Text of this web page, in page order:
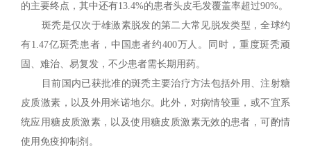
的主要终点，其中还有13.4%的患者头皮毛发覆盖率超过90%。
斑秃是仅次于雄激素脱发的第二大常见脱发类型，全球约
有1.47亿斑秃患者，中国患者约400万人。同时，重度斑秃顽
固、难治、易复发，不少患者需长期用药。
目前国内已获批准的斑秃主要治疗方法包括外用、注射糖
皮质激素，以及外用米诺地尔。此外，对病情较重，或不宜系
统应用糖皮质激素，以及使用糖皮质激素无效的患者，可酌情
使用免疫抑制剂。